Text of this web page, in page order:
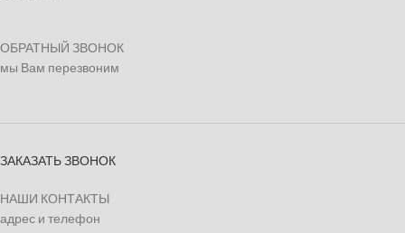
ОБРАТНЫЙ ЗВОНОК
мы Вам перезвоним
ЗАКАЗАТЬ ЗВОНОК
НАШИ КОНТАКТЫ
адрес и телефон